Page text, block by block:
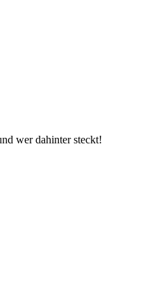
wer dahinter steckt!